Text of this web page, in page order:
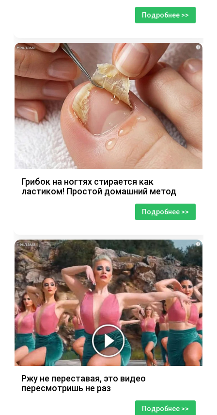
Подробнее >>
i
Грибок на ногтях стирается как
ластиком! Простой домашний метод
Подробнее >>
i
Ржу не переставая, это видео
пересмотришь не раз
Подробнее >>